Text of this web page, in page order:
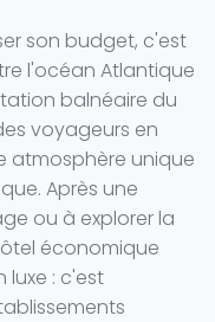
son budget, c'est
l'océan Atlantique
balnéaire du
voyageurs en
atmosphère unique
Après une
ou à explorer la
économique
luxe : c'est